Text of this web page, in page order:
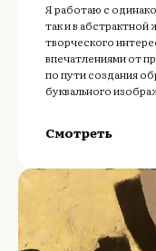
Я работаю с
так и в
творческого
впечатлениями от
по пути создания
буквального
Смотреть